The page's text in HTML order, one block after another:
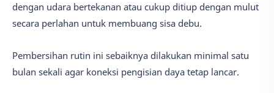
dengan udara bertekanan atau cukup ditiup dengan mulut
secara perlahan untuk membuang sisa debu.
Pembersihan rutin ini sebaiknya dilakukan minimal satu
bulan sekali agar koneksi pengisian daya tetap lancar.